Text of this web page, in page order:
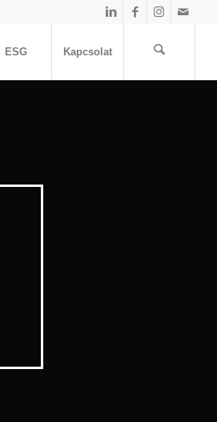
ESG Kapcsolat